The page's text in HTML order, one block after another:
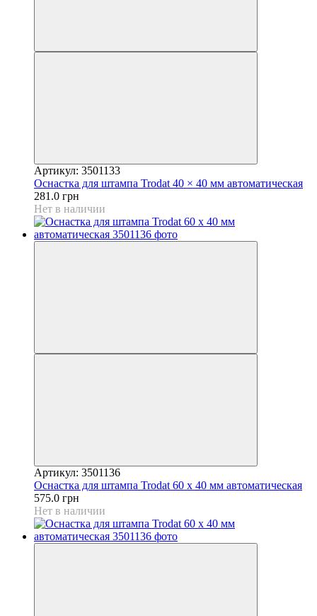
Артикул: 3501133
Оснастка для штампа Trodat 40 × 40 мм автоматическая
281.0 грн
Нет в наличии
Артикул: 3501136
Оснастка для штампа Trodat 60 х 40 мм автоматическая
575.0 грн
Нет в наличии